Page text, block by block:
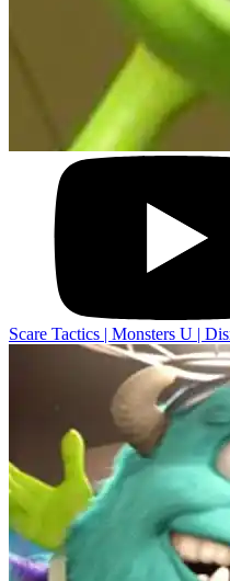
Scare Tactics | Monsters U |